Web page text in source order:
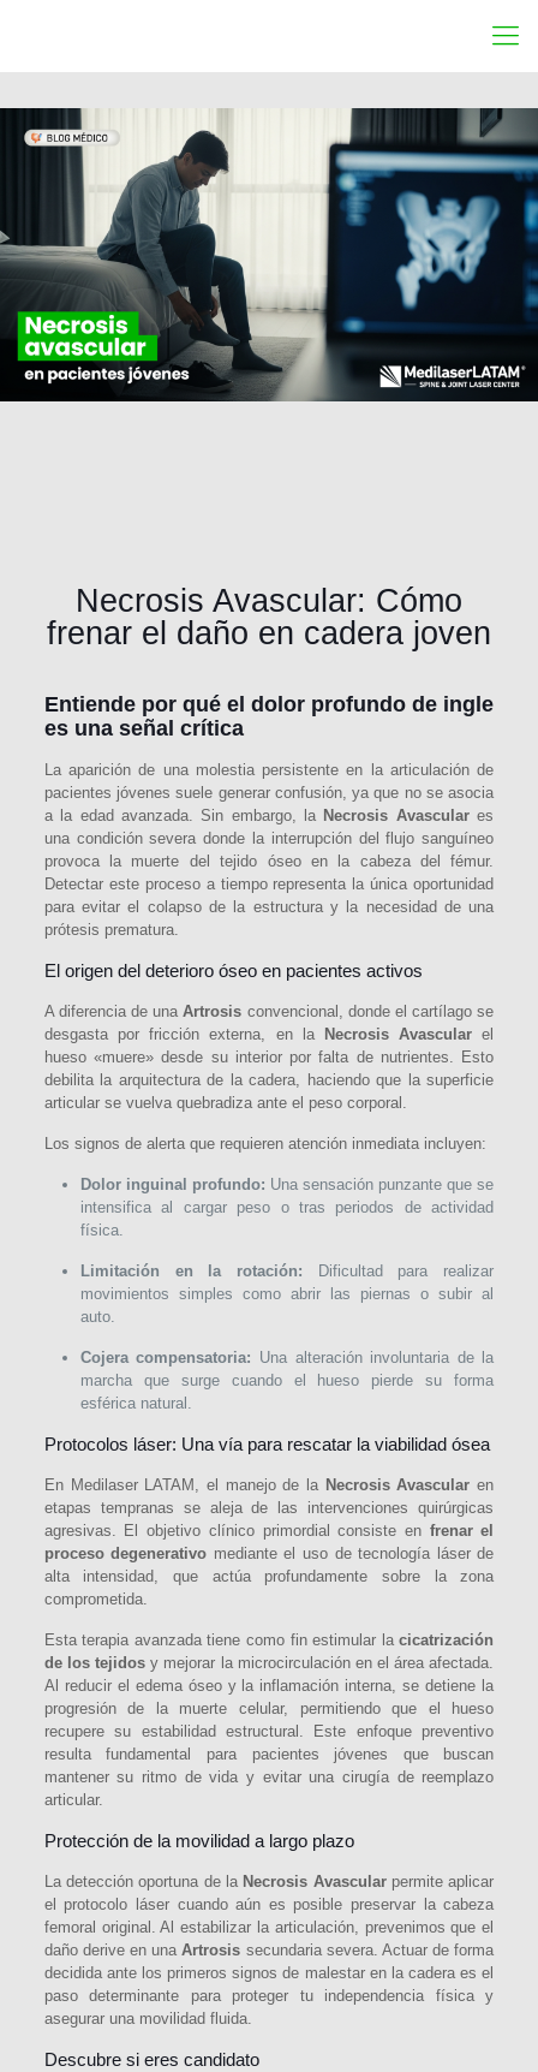
Necrosis Avascular: Cómo
frenar el daño en cadera joven
Entiende por qué el dolor profundo de ingle
es una señal crítica
La aparición de una molestia persistente en la articulación de
pacientes jóvenes suele generar confusión, ya que no se asocia
a la edad avanzada. Sin embargo, la Necrosis Avasculares
una condición severa donde la interrupción del flujo sanguíneo
provoca la muerte del tejido óseo en la cabeza del fémur.
Detectar este proceso a tiempo representa la única oportunidad
para evitar el colapso de la estructura y la necesidad de una
prótesis prematura.
El origen del deterioro óseo en pacientes activos
A diferencia de unaArtrosis convencional, donde el cartílago se
desgasta por fricción externa, en la
Necrosis Avascular el
hueso «muere» desde su interior por falta de nutrientes. Esto
debilita la arquitectura de la cadera, haciendo que la superficie
articular se vuelva quebradiza ante el peso corporal.
Los signos de alerta que requieren atención inmediata incluyen:
Dolor inguinal profundo: Una sensación punzante que se
intensifica al cargar peso o tras periodos de actividad
física.
Limitación en la rotación: Dificultad para realizar
movimientos simples como abrir las piernas o subir al
auto.
Cojera compensatoria: Una alteración involuntaria de la
marcha que surge cuando el hueso pierde su forma
esférica natural.
Protocolos láser: Una vía para rescatar la viabilidad ósea
En Medilaser LATAM, el manejo de la Necrosis Avascular en
etapas tempranas se aleja de las intervenciones quirúrgicas
agresivas. El objetivo clínico primordial consiste en frenar el
proceso degenerativo mediante el uso de tecnología láser de
alta intensidad, que actúa profundamente sobre la zona
comprometida.
Esta terapia avanzada tiene como fin estimular lacicatrización
de los tejidos y mejorar la microcirculación en el área afectada.
Al reducir el edema óseo y la inflamación interna, se detiene la
progresión de la muerte celular, permitiendo que el hueso
recupere su estabilidad estructural. Este enfoque preventivo
resulta fundamental para pacientes jóvenes que buscan
mantener su ritmo de vida y evitar una cirugía de reemplazo
articular.
Protección de la movilidad a largo plazo
La detección oportuna de la Necrosis Avascularpermite aplicar
el protocolo láser cuando aún es posible preservar la cabeza
femoral original. Al estabilizar la articulación, prevenimos que el
daño derive en unaArtrosis secundaria severa. Actuar de forma
decidida ante los primeros signos de malestar en la cadera es el
paso determinante para proteger tu independencia física y
asegurar una movilidad fluida.
Descubre si eres candidato